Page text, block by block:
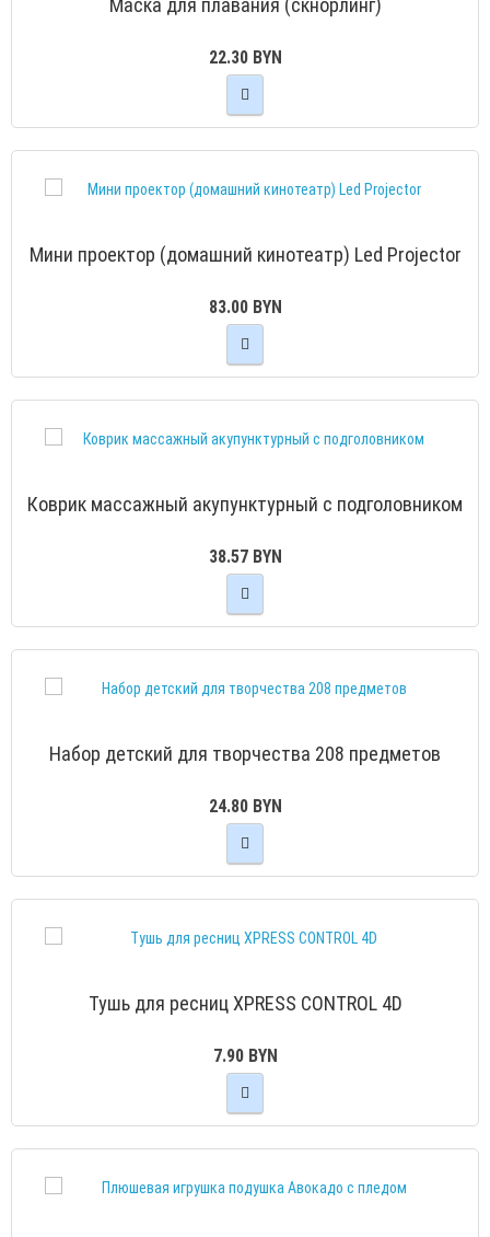
22.30 BYN
Мини проектор (домашний кинотеатр) Led Projector
83.00 BYN
Коврик массажный акупунктурный с подголовником
38.57 BYN
Набор детский для творчества 208 предметов
24.80 BYN
Тушь для ресниц XPRESS CONTROL 4D
7.90 BYN